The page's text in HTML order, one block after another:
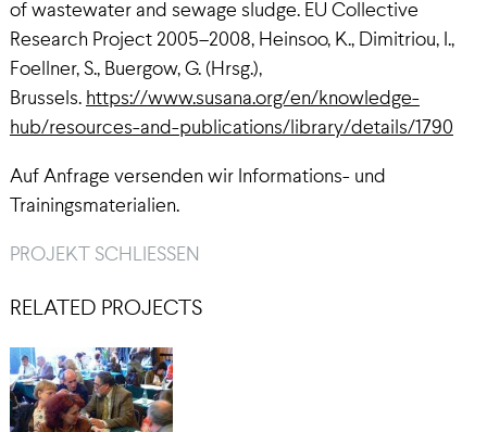
of wastewater and sewage sludge. EU Collective
Research Project 2005–2008, Heinsoo, K., Dimitriou, I.,
Foellner, S., Buergow, G. (Hrsg.),
Brussels. https://www.susana.org/en/knowledge-
hub/resources-and-publications/library/details/1790
Auf Anfrage versenden wir Informations- und
Trainingsmaterialien.
PROJEKT SCHLIESSEN
RELATED PROJECTS